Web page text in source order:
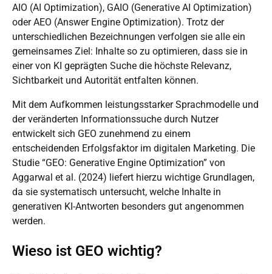
AIO (AI Optimization), GAIO (Generative AI Optimization)
oder AEO (Answer Engine Optimization). Trotz der
unterschiedlichen Bezeichnungen verfolgen sie alle ein
gemeinsames Ziel: Inhalte so zu optimieren, dass sie in
einer von KI geprägten Suche die höchste Relevanz,
Sichtbarkeit und Autorität entfalten können.
Mit dem Aufkommen leistungsstarker Sprachmodelle und
der veränderten Informationssuche durch Nutzer
entwickelt sich GEO zunehmend zu einem
entscheidenden Erfolgsfaktor im digitalen Marketing. Die
Studie “GEO: Generative Engine Optimization” von
Aggarwal et al. (2024) liefert hierzu wichtige Grundlagen,
da sie systematisch untersucht, welche Inhalte in
generativen KI-Antworten besonders gut angenommen
werden.
Wieso ist GEO wichtig?